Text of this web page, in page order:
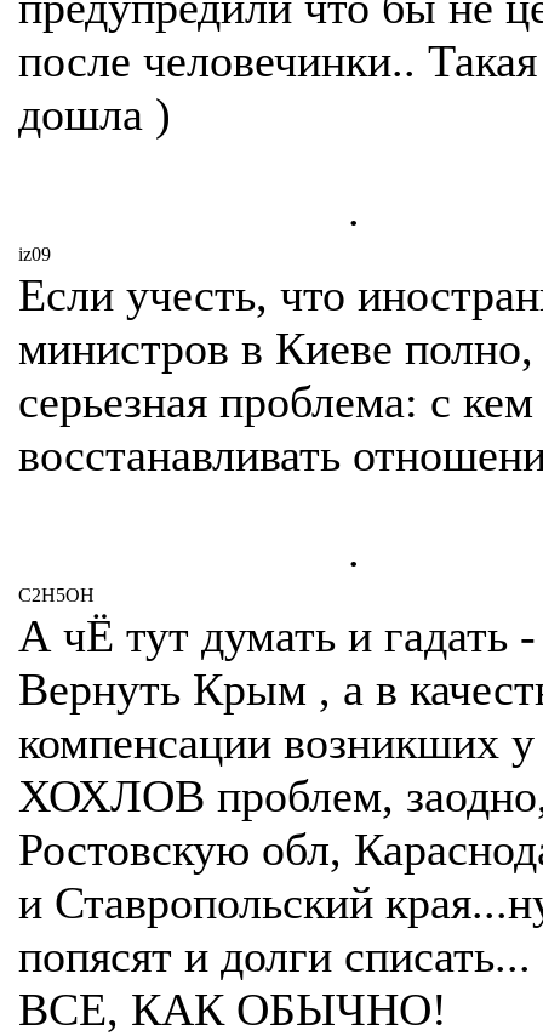
после человечинки..
дошла )
.
iz09
Если учесть, что
министров в Киеве полно,
серьезная проблема: с кем
восстанавливать
.
C2H5OH
А чЁ тут думать и гадать -
Вернуть Крым , а в
компенсации возникших у
ХОХЛОВ проблем, заодно,
Ростовскую обл,
и Ставропольский
попясят и долги списать...
ВСЕ, КАК ОБЫЧНО!